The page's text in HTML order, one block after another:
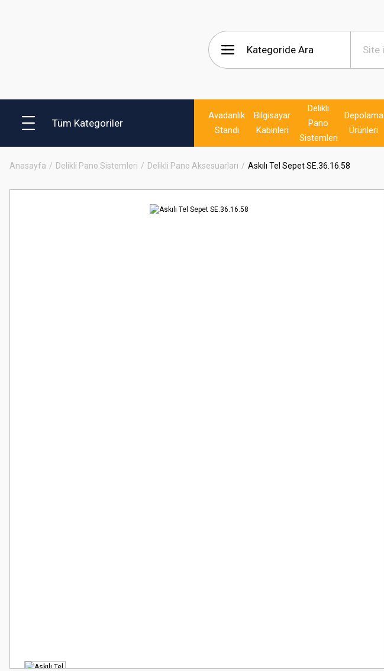
Tüm Kategoriler
Avadanlık
Standı
Bilgisayar
Kabinleri
Delikli
Pano
Sistemleri
Depolama
Ürünleri
Anasayfa Delikli Pano Sistemleri Delikli Pano Aksesuarları Askılı Tel Sepet SE.36.16.58